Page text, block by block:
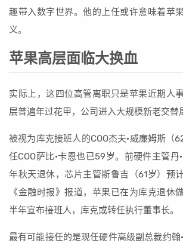
趣带入数字世界。他的上任或许意味着苹
义。
苹果高层面临大换血
实际上，这四位高管离职只是苹果近期人
层普遍年过花甲，公司进入大规模新老交替
被视为库克接班人的COO杰夫·威廉姆斯（
任COO萨比·卡恩也已59岁。前硬件主管
年秋天退休，芯片主管斯鲁吉（61岁）预
《金融时报》报道，苹果已在为库克退休
半年宣布接班人，库克或转任执行董事长。
最有可能接任的是现任硬件高级副总裁约翰